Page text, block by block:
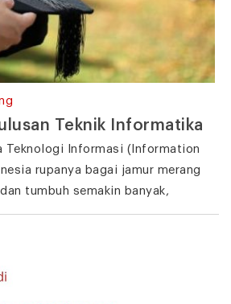
Teknik Informatika
Teknologi Informasi (Information
rupanya bagai jamur merang
tumbuh semakin banyak,